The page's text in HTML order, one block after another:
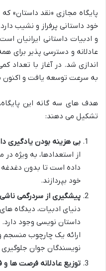
پایگاه مجازی «نقد داستان»
خود داستانی پرفراز و نشیب
و ادبیات داستانی ایرانیان
عادلانه و دسترسی پذیر برای
اندازی شد. در آغاز با تعداد
به سرعت توسعه یافت و اکنون بیش از ۱۵۰۰
هدف های سه گانه این
تشکیل می دهند:
بی هزینه بودن یادگیری
از استعدادها، به ویژه
داده است تا بدون
خود بپردازند.
پیشگیری از سردرگمی ناشی
دنیای ادبیات، دیدگاه
داستان نویسی وجود
ارائه یک چارچوب منسجم
نویسندگان جوان جلوگیری
توزیع عادلانه فرصت ها و